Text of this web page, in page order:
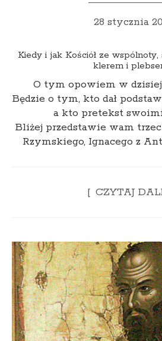
28 stycznia
Kiedy i jak Kościół ze wspólnoty,
klerem i
O tym opowiem w
Będzie o tym, kto dał
a kto pretekst
Bliżej przedstawie wam
Rzymskiego, Ignacego z
CZYTAJ